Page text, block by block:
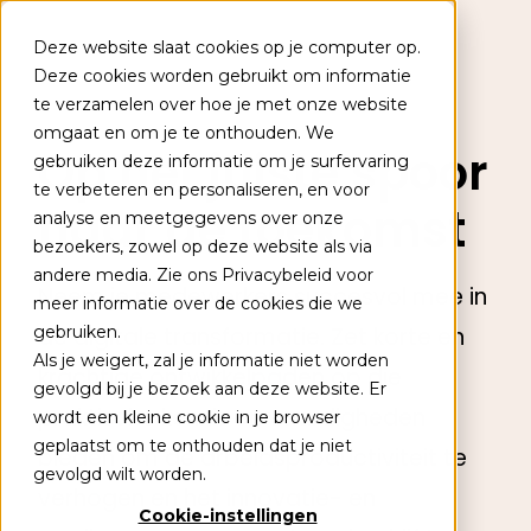
Deze website slaat cookies op je computer op.
Deze cookies worden gebruikt om informatie
te verzamelen over hoe je met onze website
omgaat en om je te onthouden. We
gebruiken deze informatie om je surfervaring
te verbeteren en personaliseren, en voor
analyse en meetgegevens over onze
bezoekers, zowel op deze website als via
andere media. Zie ons Privacybeleid voor
meer informatie over de cookies die we
gebruiken.
Als je weigert, zal je informatie niet worden
gevolgd bij je bezoek aan deze website. Er
wordt een kleine cookie in je browser
geplaatst om te onthouden dat je niet
gevolgd wilt worden.
Cookie-instellingen
Populaire onderwerpen
Academies
Kennisbank
Leertrajecten
+31 (0) 79 353 14 05
Kalender
Contact
Op het juiste spoor
naar de toekomst
Neem je medewerkers succesvol mee in
de digitale transformatie. Zet korte en
krachtige ontwikkelpaden op die
praktische kennis en vaardigheden
bieden om de arbeidsproductiviteit te